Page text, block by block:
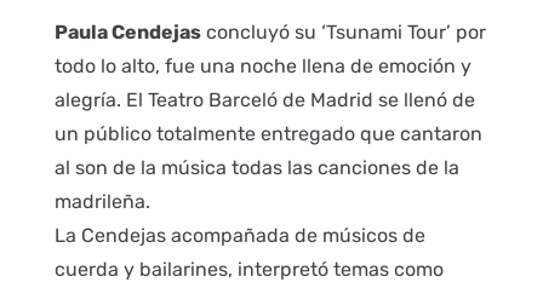
Paula Cendejasconcluyó su ‘Tsunami Tour’ por
todo lo alto, fue una noche llena de emoción y
alegría. El Teatro Barceló de Madrid se llenó de
un público totalmente entregado que cantaron
al son de la música todas las canciones de la
madrileña.
La Cendejas acompañada de músicos de
cuerda y bailarines, interpretó temas como